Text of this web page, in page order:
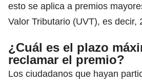
esto se aplica a premios
Valor Tributario (UVT), es decir,
¿Cuál es el plazo
reclamar el premio?
Los ciudadanos que hayan